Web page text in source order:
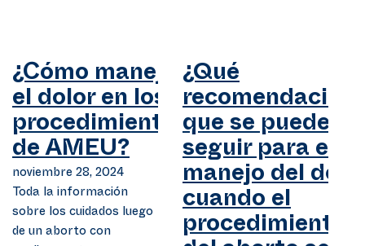
¿Cómo manejar
el dolor en los
procedimientos
de AMEU?
noviembre 28, 2024
Toda la información
sobre los cuidados luego
de un aborto con
¿Qué
que se pueden
seguir para el
manejo del
cuando el
procedimiento